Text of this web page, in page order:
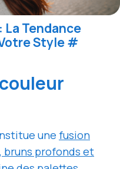
La Tendance
Style#
une fusion
bruns profonds et